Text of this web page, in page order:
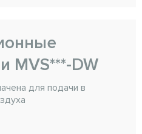
MVS***-DW
для подачи в